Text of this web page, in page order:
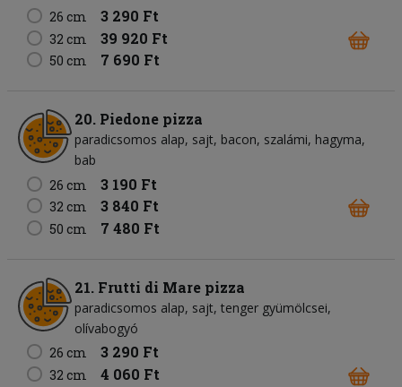
26 cm
3 290 Ft
32 cm 39 920 Ft
50 cm 7 690 Ft
20. Piedone pizza
paradicsomos alap sajt bacon szalámi hagyma
bab
26 cm
3 190 Ft
32 cm 3 840 Ft
50 cm 7 480 Ft
21. Frutti di Mare pizza
paradicsomos alap sajt tenger gyümölcsei
olívabogyó
26 cm
3 290 Ft
32 cm
4 060 Ft